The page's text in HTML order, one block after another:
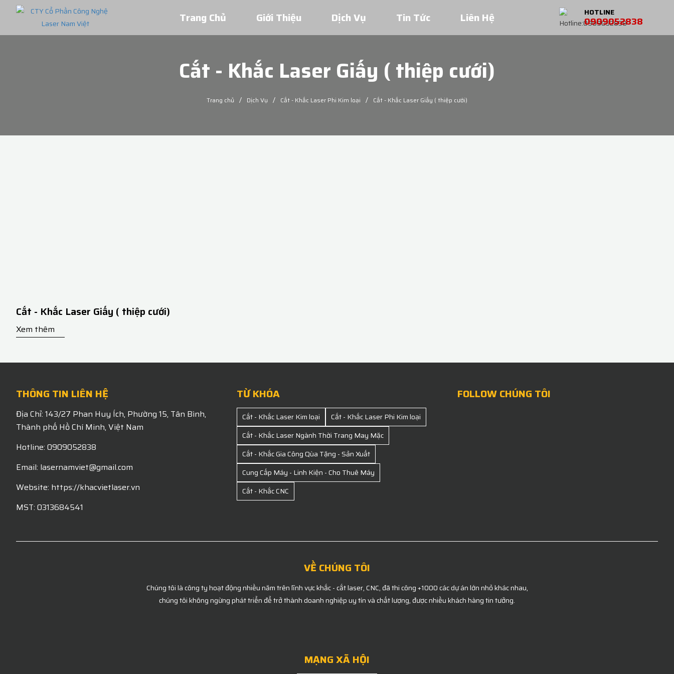
Trang Chủ Giới Thiệu Dịch Vụ Tin Tức Liên Hệ HOTLINE
0909052838
Cắt - Khắc Laser Giấy ( thiệp cưới)
Trang chủ / Dịch Vụ / Cắt - Khắc Laser Phi Kim loại / Cắt - Khắc Laser Giấy ( thiệp cưới)
Cắt - Khắc Laser Giấy ( thiệp cưới)
Xem thêm
THÔNG TIN LIÊN HỆ
Địa Chỉ: 143/27 Phan Huy Ích, Phường 15, Tân Bình,
Thành phố Hồ Chí Minh, Việt Nam
Hotline: 0909052838
Email: lasernamviet@gmail.com
Website: https://khacvietlaser.vn
MST: 0313684541
TỪ KHÓA
Cắt - Khắc Laser Kim loại
Cắt - Khắc Laser Phi Kim loại
Cắt - Khắc Laser Ngành Thời Trang May Mặc
Cắt - Khắc Gia Công Qùa Tặng - Sản Xuất
Cung Cấp Máy - Linh Kiện - Cho Thuê Máy
Cắt - Khắc CNC
FOLLOW CHÚNG TÔI
VỀ CHÚNG TÔI
Chúng tôi là công ty hoạt động nhiều năm trên lĩnh vực khắc - cắt laser, CNC, đã thi công +1000 các dự án lớn nhỏ khác nhau,
chúng tôi không ngừng phát triển để trở thành doanh nghiệp uy tín và chất lượng, được nhiều khách hàng tin tưởng.
MẠNG XÃ HỘI